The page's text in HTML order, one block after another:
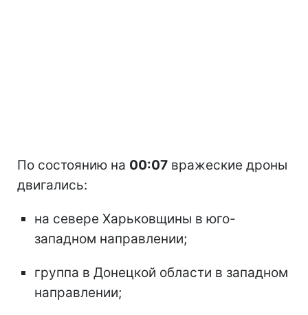
По состоянию на 00:07 вражеские дроны
двигались:
на севере Харьковщины в юго-
западном направлении;
группа в Донецкой области в западном
направлении;